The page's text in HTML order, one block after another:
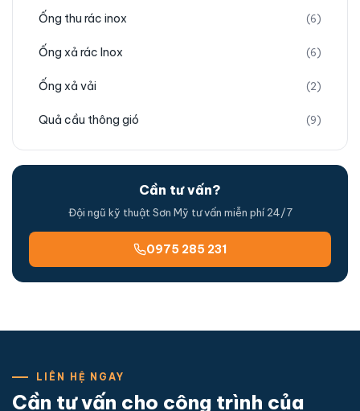
Ống thu rác inox (6)
Ống xả rác Inox (6)
Ống xả vải (2)
Quả cầu thông gió (9)
Cần tư vấn?
Đội ngũ kỹ thuật Sơn Mỹ tư vấn miễn phí 24/7
0975 285 231
LIÊN HỆ NGAY
Cần tư vấn cho công trình của